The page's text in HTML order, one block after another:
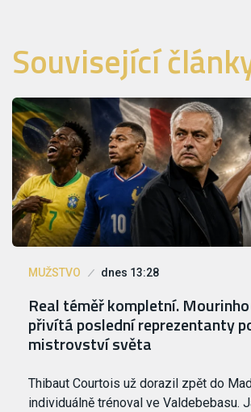
Související
MUŽSTVO dnes 13:28
Real téměř kompletní.
přivítá poslední reprezentanty
mistrovství světa
Thibaut Courtois už dorazil zpět do
individuálně trénoval ve Valdebebasu.